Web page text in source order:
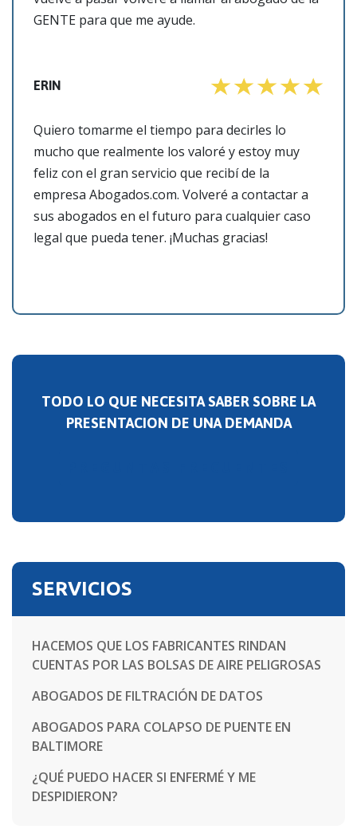
GENTE para que me ayude.
ERIN
Quiero tomarme el tiempo para decirles lo
mucho que realmente los valoré y estoy muy
feliz con el gran servicio que recibí de la
empresa Abogados.com. Volveré a contactar a
sus abogados en el futuro para cualquier caso
legal que pueda tener. ¡Muchas gracias!
TODO LO QUE NECESITA SABER SOBRE LA
PRESENTACION DE UNA DEMANDA
SERVICIOS
HACEMOS QUE LOS FABRICANTES RINDAN
CUENTAS POR LAS BOLSAS DE AIRE PELIGROSAS
ABOGADOS DE FILTRACIÓN DE DATOS
ABOGADOS PARA COLAPSO DE PUENTE EN
BALTIMORE
¿QUÉ PUEDO HACER SI ENFERMÉ Y ME
DESPIDIERON?